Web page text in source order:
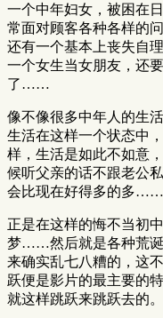
一个中年妇女，被困在
常面对顾客各种各样的
还有一个基本上丧失自
一个女生当女朋友，还
了……
像不像很多中年人的生
生活在这样一个状态中
样，生活是如此不如意
候听父亲的话不跟老公
会比现在好得多的多……
正是在这样的悔不当初
梦……然后就是各种荒诞
来确实乱七八糟的，这
跃便是影片的最主要的
就这样跳跃来跳跃去的。